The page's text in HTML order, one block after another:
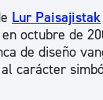
Lur Paisajistak
octubre de
de diseño
carácter